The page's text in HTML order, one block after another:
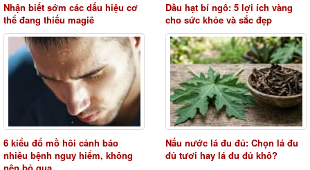
Nhận biết sớm các dấu hiệu cơ
thể đang thiếu magiê
Dầu hạt bí ngô: 5 lợi ích vàng
cho sức khỏe và sắc đẹp
6 kiểu đổ mồ hôi cảnh báo
nhiều bệnh nguy hiểm, không
Nấu nước lá đu đủ: Chọn lá đu
đủ tươi hay lá đu đủ khô?